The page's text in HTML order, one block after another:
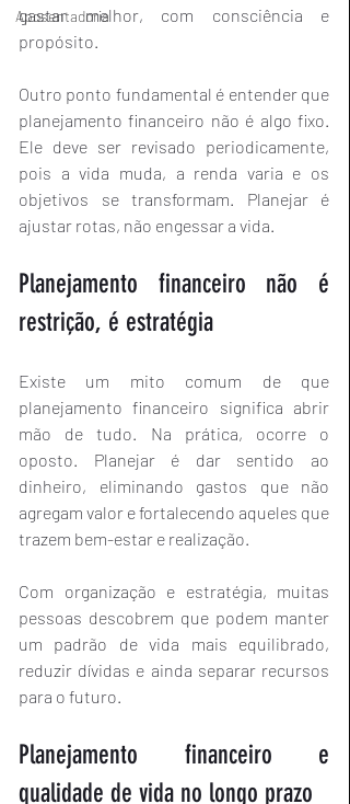
Aposentadoria
gastar melhor, com consciência e
propósito.
Outro ponto fundamental é entender que
planejamento financeiro não é algo fixo.
Ele deve ser revisado periodicamente,
pois a vida muda, a renda varia e os
objetivos se transformam. Planejar é
ajustar rotas, não engessar a vida.
Planejamento financeiro não é
restrição, é estratégia
Existe um mito comum de que
planejamento financeiro significa abrir
mão de tudo. Na prática, ocorre o
oposto. Planejar é dar sentido ao
dinheiro, eliminando gastos que não
agregam valor e fortalecendo aqueles que
trazem bem-estar e realização.
Com organização e estratégia, muitas
pessoas descobrem que podem manter
um padrão de vida mais equilibrado,
reduzir dívidas e ainda separar recursos
para o futuro.
Planejamento financeiro e
qualidade de vida no longo prazo